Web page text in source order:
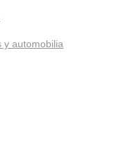
y automobilia